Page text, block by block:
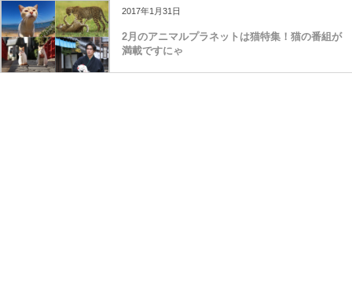
2017年1月31日
2月のアニマルプラネットは猫特集！猫の番組が
満載ですにゃ